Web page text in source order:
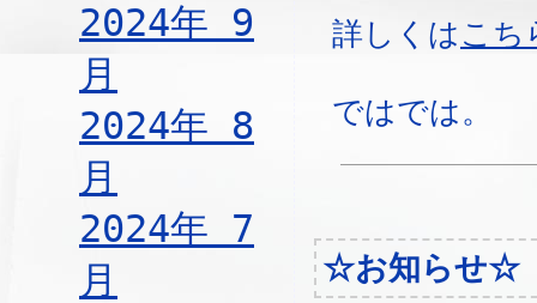
2024年 9
月
2024年 8
月
2024年 7
月
詳しくは こち
ではでは。
☆お知らせ☆